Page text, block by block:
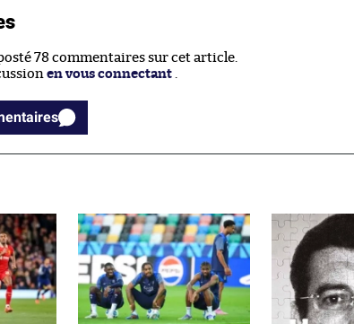
78 commentaires sur cet article.
en vous connectant
commentaires